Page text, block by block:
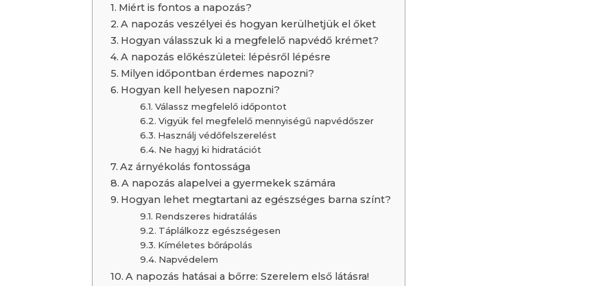
Miért is fontos a napozás?
A napozás veszélyei és hogyan kerülhetjük el őket
Hogyan válasszuk ki a megfelelő napvédő krémet?
A napozás előkészületei: lépésről lépésre
Milyen időpontban érdemes napozni?
Hogyan kell helyesen napozni?
Válassz megfelelő időpontot
Vigyük fel megfelelő mennyiségű napvédőszer
Használj védőfelszerelést
Ne hagyj ki hidratációt
Az árnyékolás fontossága
A napozás alapelvei a gyermekek számára
Hogyan lehet megtartani az egészséges barna színt?
Rendszeres hidratálás
Táplálkozz egészségesen
Kíméletes bőrápolás
Napvédelem
A napozás hatásai a bőrre: Szerelem első látásra!